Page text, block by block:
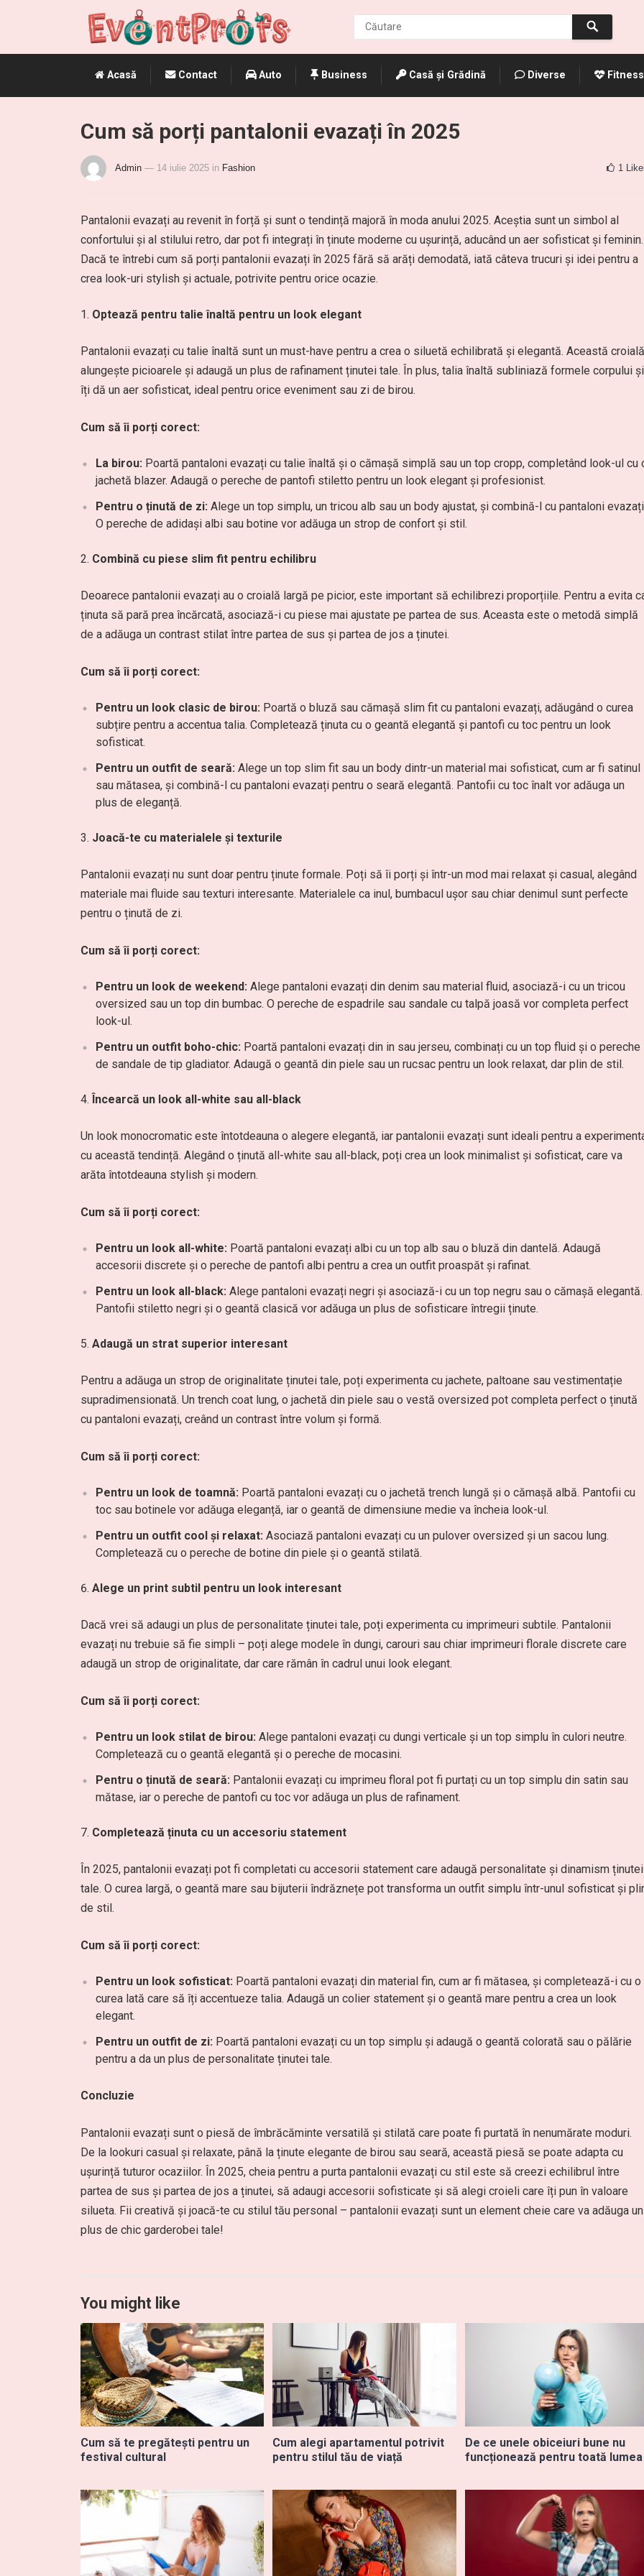
Acasă Contact Auto Business Casă și Grădină Diverse Fitness
Cum să porți pantalonii evazați în 2025
Admin — 14 iulie 2025 in Fashion 1
Pantalonii evazați au revenit în forță și sunt o tendință majoră în moda anului 2025. Aceștia sunt un simbol al
confortului și al stilului retro, dar pot fi integrați în ținute moderne cu ușurință, aducând un aer sofisticat și feminin.
Dacă te întrebi cum să porți pantalonii evazați în 2025 fără să arăți demodată, iată câteva trucuri și idei pentru a
crea look-uri stylish și actuale, potrivite pentru orice ocazie.
Optează pentru talie înaltă pentru un look elegant
Pantalonii evazați cu talie înaltă sunt un must-have pentru a crea o siluetă echilibrată și elegantă. Această croială
alungește picioarele și adaugă un plus de rafinament ținutei tale. În plus, talia înaltă subliniază formele corpului și
îți dă un aer sofisticat, ideal pentru orice eveniment sau zi de birou.
Cum să îi porți corect:
La birou: Poartă pantaloni evazați cu talie înaltă și o cămașă simplă sau un top cropp, completând look-ul cu
jachetă blazer. Adaugă o pereche de pantofi stiletto pentru un look elegant și profesionist.
Pentru o ținută de zi: Alege un top simplu, un tricou alb sau un body ajustat, și combină-l cu pantaloni
O pereche de adidași albi sau botine vor adăuga un strop de confort și stil.
Combină cu piese slim fit pentru echilibru
Deoarece pantalonii evazați au o croială largă pe picior, este important să echilibrezi proporțiile. Pentru a evita
ținuta să pară prea încărcată, asociază-i cu piese mai ajustate pe partea de sus. Aceasta este o metodă simplă
de a adăuga un contrast stilat între partea de sus și partea de jos a ținutei.
Cum să îi porți corect:
Pentru un look clasic de birou: Poartă o bluză sau cămașă slim fit cu pantaloni evazați, adăugând o curea
subțire pentru a accentua talia. Completează ținuta cu o geantă elegantă și pantofi cu toc pentru un look
sofisticat.
Pentru un outfit de seară: Alege un top slim fit sau un body dintr-un material mai sofisticat, cum ar fi satinul
sau mătasea, și combină-l cu pantaloni evazați pentru o seară elegantă. Pantofii cu toc înalt vor adăuga un
plus de eleganță.
Joacă-te cu materialele și texturile
Pantalonii evazați nu sunt doar pentru ținute formale. Poți să îi porți și într-un mod mai relaxat și casual, alegând
materiale mai fluide sau texturi interesante. Materialele ca inul, bumbacul ușor sau chiar denimul sunt perfecte
pentru o ținută de zi.
Cum să îi porți corect:
Pentru un look de weekend: Alege pantaloni evazați din denim sau material fluid, asociază-i cu un tricou
oversized sau un top din bumbac. O pereche de espadrile sau sandale cu talpă joasă vor completa perfect
look-ul.
Pentru un outfit boho-chic: Poartă pantaloni evazați din in sau jerseu, combinați cu un top fluid și o pereche
de sandale de tip gladiator. Adaugă o geantă din piele sau un rucsac pentru un look relaxat, dar plin de stil.
Încearcă un look all-white sau all-black
Un look monocromatic este întotdeauna o alegere elegantă, iar pantalonii evazați sunt ideali pentru a
cu această tendință. Alegând o ținută all-white sau all-black, poți crea un look minimalist și sofisticat, care va
arăta întotdeauna stylish și modern.
Cum să îi porți corect:
Pentru un look all-white: Poartă pantaloni evazați albi cu un top alb sau o bluză din dantelă. Adaugă
accesorii discrete și o pereche de pantofi albi pentru a crea un outfit proaspăt și rafinat.
Pentru un look all-black: Alege pantaloni evazați negri și asociază-i cu un top negru sau o cămașă elegantă.
Pantofii stiletto negri și o geantă clasică vor adăuga un plus de sofisticare întregii ținute.
Adaugă un strat superior interesant
Pentru a adăuga un strop de originalitate ținutei tale, poți experimenta cu jachete, paltoane sau vestimentație
supradimensionată. Un trench coat lung, o jachetă din piele sau o vestă oversized pot completa perfect o ținută
cu pantaloni evazați, creând un contrast între volum și formă.
Cum să îi porți corect:
Pentru un look de toamnă: Poartă pantaloni evazați cu o jachetă trench lungă și o cămașă albă. Pantofii cu
toc sau botinele vor adăuga eleganță, iar o geantă de dimensiune medie va încheia look-ul.
Pentru un outfit cool și relaxat: Asociază pantaloni evazați cu un pulover oversized și un sacou lung.
Completează cu o pereche de botine din piele și o geantă stilată.
Alege un print subtil pentru un look interesant
Dacă vrei să adaugi un plus de personalitate ținutei tale, poți experimenta cu imprimeuri subtile. Pantalonii
evazați nu trebuie să fie simpli – poți alege modele în dungi, carouri sau chiar imprimeuri florale discrete care
adaugă un strop de originalitate, dar care rămân în cadrul unui look elegant.
Cum să îi porți corect:
Pentru un look stilat de birou: Alege pantaloni evazați cu dungi verticale și un top simplu în culori neutre.
Completează cu o geantă elegantă și o pereche de mocasini.
Pentru o ținută de seară: Pantalonii evazați cu imprimeu floral pot fi purtați cu un top simplu din satin sau
mătase, iar o pereche de pantofi cu toc vor adăuga un plus de rafinament.
Completează ținuta cu un accesoriu statement
În 2025, pantalonii evazați pot fi completati cu accesorii statement care adaugă personalitate și dinamism ținutei
tale. O curea largă, o geantă mare sau bijuterii îndrăznețe pot transforma un outfit simplu într-unul sofisticat și
de stil.
Cum să îi porți corect:
Pentru un look sofisticat: Poartă pantaloni evazați din material fin, cum ar fi mătasea, și completează-i cu o
curea lată care să îți accentueze talia. Adaugă un colier statement și o geantă mare pentru a crea un look
elegant.
Pentru un outfit de zi: Poartă pantaloni evazați cu un top simplu și adaugă o geantă colorată sau o pălărie
pentru a da un plus de personalitate ținutei tale.
Concluzie
Pantalonii evazați sunt o piesă de îmbrăcăminte versatilă și stilată care poate fi purtată în nenumărate moduri.
De la lookuri casual și relaxate, până la ținute elegante de birou sau seară, această piesă se poate adapta cu
ușurință tuturor ocaziilor. În 2025, cheia pentru a purta pantalonii evazați cu stil este să creezi echilibrul între
partea de sus și partea de jos a ținutei, să adaugi accesorii sofisticate și să alegi croieli care îți pun în valoare
silueta. Fii creativă și joacă-te cu stilul tău personal – pantalonii evazați sunt un element cheie care va adăuga un
plus de chic garderobei tale!
You might like
Cum să te pregătești pentru un
festival cultural
Cum alegi apartamentul potrivit
pentru stilul tău de viață
De ce unele obiceiuri bune nu
funcționează pentru toată lumea